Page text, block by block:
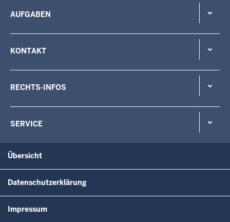
AUFGABEN
KONTAKT
RECHTS-INFOS
SERVICE
Übersicht
Datenschutzerklärung
Impressum